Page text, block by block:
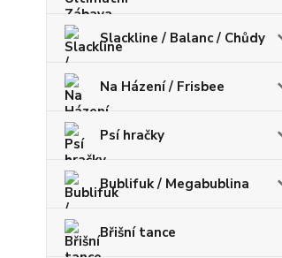
Slackline / Balanc / Chůdy
Na Házení / Frisbee
Psí hračky
Bublifuk / Megabublina
Břišní tance